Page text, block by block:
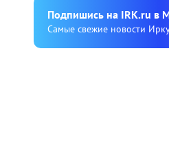
Подпишиcь на IRK.ru в
Cамые свежие новости